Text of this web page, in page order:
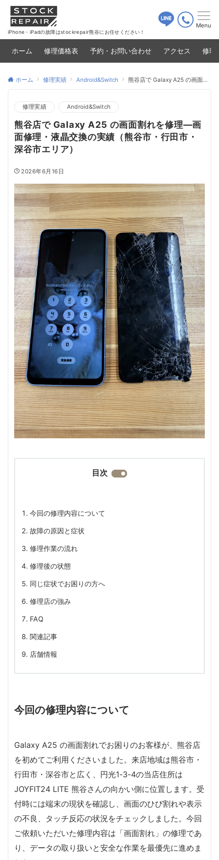
iPhone・iPadの故障はstockrepair熊谷にお任せください！
Menu
ホーム 修理価格表 予約・お問い合わせ アクセス 修理
ホーム 修理実績 Android&Switch 熊谷店で Galaxy A25 の画面割れを修理—画面修理・液晶交換の実績（熊谷市・行田市・深谷市エリア）
修理実績 Android&Switch
熊谷店で Galaxy A25 の画面割れを修理—画
面修理・液晶交換の実績（熊谷市・行田市・
深谷市エリア）
2026年6月16日
目次
今回の修理内容について
故障の原因と症状
修理作業の流れ
修理後の状態
同じ症状でお困りの方へ
修理店の強み
FAQ
関連記事
店舗情報
今回の修理内容について
Galaxy A25 の画面割れでお困りのお客様が、熊谷店
を初めてご利用くださいました。来店地域は熊谷市・
行田市・深谷市と広く、円光1-3-4の当店住所は
JOYFIT24 LITE 熊谷さんの向かい側に位置します。受
付時には端末の現状を確認し、画面のひび割れや表示
の不良、タッチ反応の状況をチェックしました。今回
ご依頼いただいた修理内容は「画面割れ」の修理であ
り、データの取り扱いと安全な作業を最優先に進めま